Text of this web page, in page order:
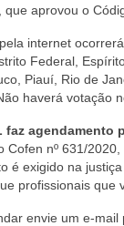
que aprovou o
internet
Federal,
Piauí, Rio de
haverá votação
faz agendamento
Cofen nº 631/
é exigido na
profissionais que
envie um e-